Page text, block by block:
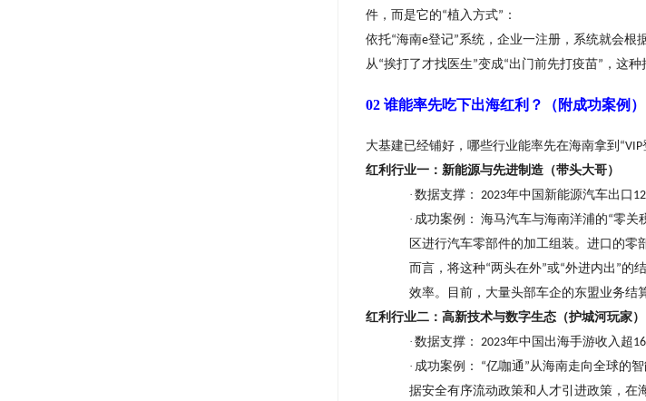
件，而是它的“植入方式” ：
依托“海南e登记” 系统，企业一注册，系统就会根
从 “挨打了才找医生”变成“出门前先打疫苗” ，这
02 谁能率先吃下出海红利？（附成功案例）
大基建已经铺好，哪些行业能率先在海南拿到 “VIP
红利行业一：新能源与先进制造（带头大哥）
· 数据支撑： 2023年中国新能源汽车出口
· 成功案例： 海马汽车与海南洋浦的“零关
区进行汽车零部件的加工组装。进口的零
而言，将这种“两头在外”或“外进内出 ”的
效率。目前，大量头部车企的东盟业务结
红利行业二：高新技术与数字生态（护城河玩家）
· 数据支撑： 2023年中国出海手游收入超
· 成功案例： “亿咖通 ” 从海南走向全球的
据安全有序流动政策和人才引进政策，在